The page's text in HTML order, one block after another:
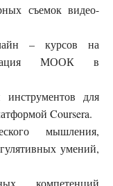
съемок видео-
– курсов на
МООК в
для
Coursera.
мышления,
умений,
компетенций